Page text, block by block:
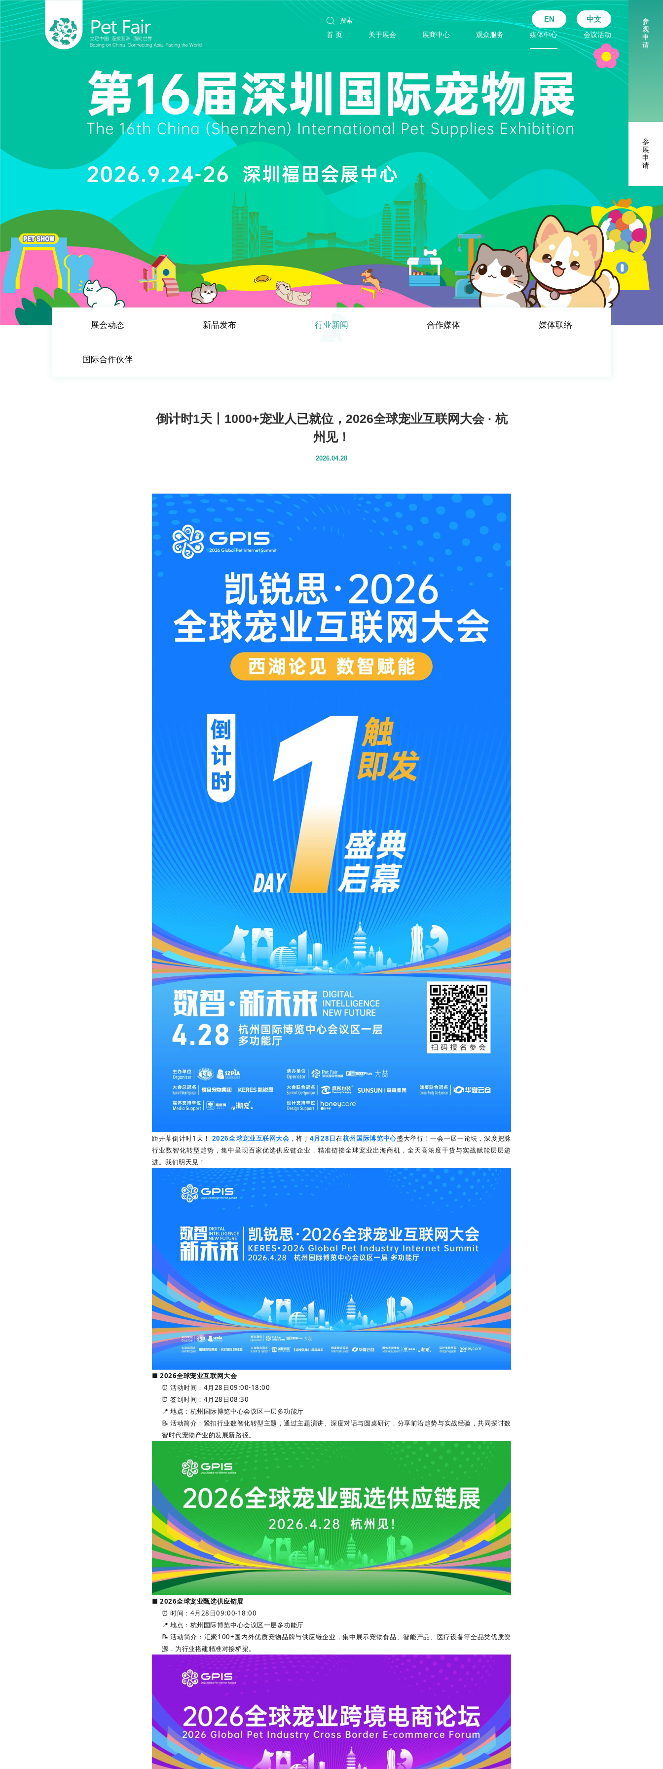
参
观
申
请
参
展
申
请
EN 中文
首 页 关于展会 展商中心 观众服务 媒体中心 会议活动
展会动态 新品发布 行业新闻 合作媒体 媒体联络
国际合作伙伴
倒计时1天丨1000+宠业人已就位，2026全球宠业互联网大会 · 杭
州见！
2026.04.28
距开幕倒计时1天！ 2026全球宠业互联网大会 ，将于4月28日在杭州国际博览中心盛大举行！一会一展一论坛，深度把脉
行业数智化转型趋势，集中呈现百家优选供应链企业，精准链接全球宠业出海商机，全天高浓度干货与实战赋能层层递
进。我们明天见！
■ 2026全球宠业互联网大会
⏰ 活动时间：4月28日09:00-18:00
⏰ 签到时间：4月28日08:30
📍 地点：杭州国际博览中心会议区一层多功能厅
📝 活动简介：紧扣行业数智化转型主题，通过主题演讲、深度对话与圆桌研讨，分享前沿趋势与实战经验，共同探讨数
智时代宠物产业的发展新路径。
■ 2026全球宠业甄选供应链展
⏰ 时间：4月28日09:00-18:00
📍 地点：杭州国际博览中心会议区一层多功能厅
📝 活动简介：汇聚100+国内外优质宠物品牌与供应链企业，集中展示宠物食品、智能产品、医疗设备等全品类优质资
源，为行业搭建精准对接桥梁。